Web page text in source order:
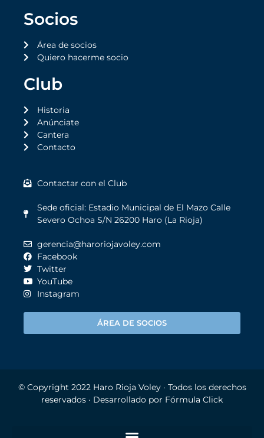
Socios
Área de socios
Quiero hacerme socio
Club
Historia
Anúnciate
Cantera
Contacto
Contactar con el Club
Sede oficial: Estadio Municipal de El Mazo Calle
Severo Ochoa S/N 26200 Haro (La Rioja)
gerencia@haroriojavoley.com
Facebook
Twitter
YouTube
Instagram
ÁREA DE SOCIOS
© Copyright 2022 Haro Rioja Voley· Todos los derechos
reservados · Desarrollado por Fórmula Click